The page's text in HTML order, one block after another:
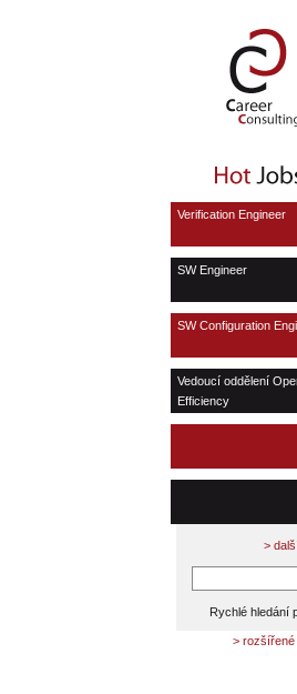
Verification Engineer
SW Engineer
SW Configuration
Vedoucí oddělení
Efficiency
>
> rozšířené